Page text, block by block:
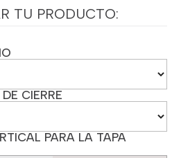
TU PRODUCTO:
CIERRE
PARA LA TAPA